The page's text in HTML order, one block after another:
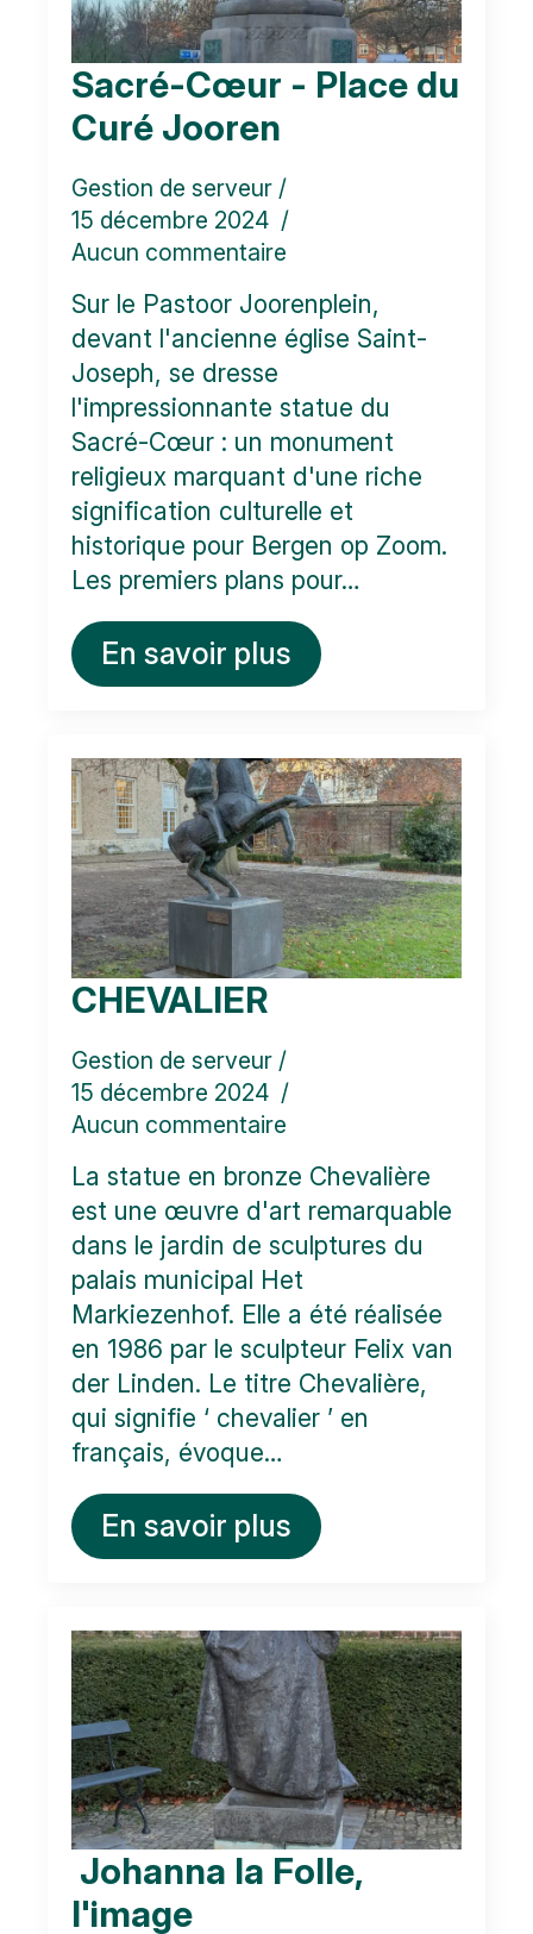
Sacré-Cœur - Place du
Curé Jooren
Gestion de serveur
15 décembre 2024
Aucun commentaire
Sur le Pastoor Joorenplein,
devant l'ancienne église Saint-
Joseph, se dresse
l'impressionnante statue du
Sacré-Cœur : un monument
religieux marquant d'une riche
signification culturelle et
historique pour Bergen op Zoom.
Les premiers plans pour…
En savoir plus
CHEVALIER
Gestion de serveur
15 décembre 2024
Aucun commentaire
La statue en bronze Chevalière
est une œuvre d'art remarquable
dans le jardin de sculptures du
palais municipal Het
Markiezenhof. Elle a été réalisée
en 1986 par le sculpteur Felix van
der Linden. Le titre Chevalière,
qui signifie ‘ chevalier ’ en
français, évoque…
En savoir plus
Johanna la Folle,
l'image